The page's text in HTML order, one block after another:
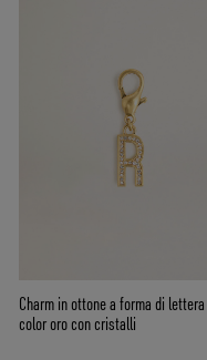
Charm in ottone a forma di
color oro con cristalli